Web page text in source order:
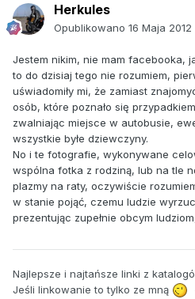
Herkules
Opublikowano 16 Maja 2012
Jestem nikim, nie mam facebooka,
to do dzisiaj tego nie rozumiem,
uświadomiły mi, że zamiast
osób, które poznało się
zwalniając miejsce w autobusie,
wszystkie byłe dziewczyny.
No i te fotografie, wykonywane
wspólna fotka z rodziną, lub na tle
plazmy na raty, oczywiście
w stanie pojąć, czemu ludzie
prezentując zupełnie obcym
Najlepsze i najtańsze linki z
Jeśli linkowanie to tylko ze mną